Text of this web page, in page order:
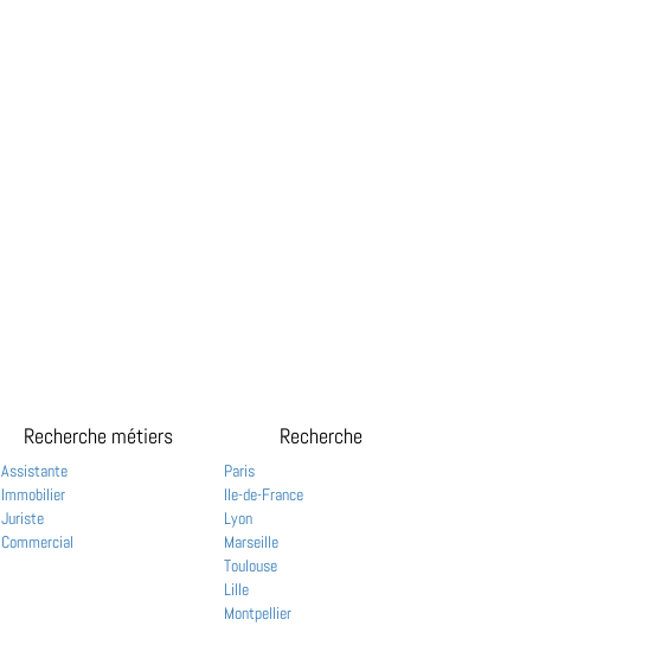
Recherche métiers
Assistante
Immobilier
Juriste
Commercial
Recherche
Paris
Ile-de-France
Lyon
Marseille
Toulouse
Lille
Montpellier